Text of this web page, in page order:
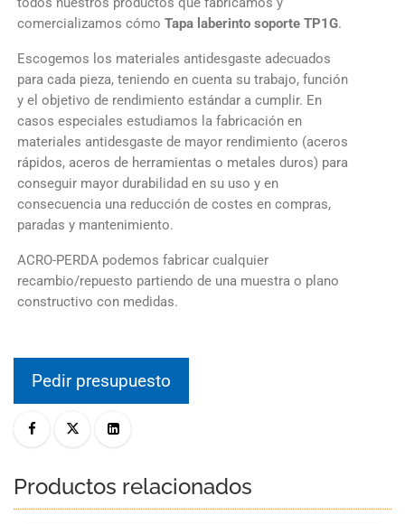
comercializamos cómo Tapa laberinto soporte TP1G.
Escogemos los materiales antidesgaste adecuados
para cada pieza, teniendo en cuenta su trabajo, función
y el objetivo de rendimiento estándar a cumplir. En
casos especiales estudiamos la fabricación en
materiales antidesgaste de mayor rendimiento (aceros
rápidos, aceros de herramientas o metales duros) para
conseguir mayor durabilidad en su uso y en
consecuencia una reducción de costes en compras,
paradas y mantenimiento.
ACRO-PERDA podemos fabricar cualquier
recambio/repuesto partiendo de una muestra o plano
constructivo con medidas.
Pedir presupuesto
Productos relacionados